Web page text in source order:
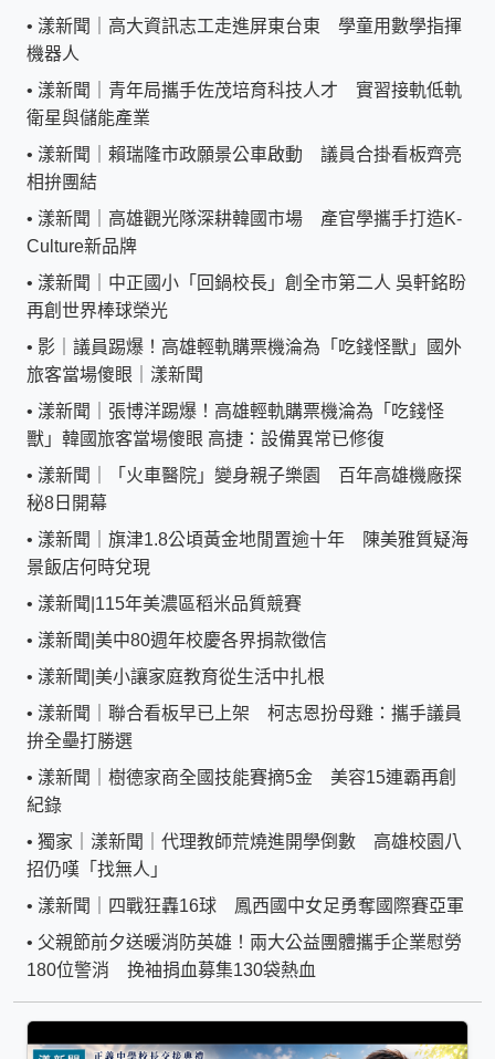
• 漾新聞｜高大資訊志工走進屏東台東 學童用數學指揮
機器人
• 漾新聞｜青年局攜手佐茂培育科技人才 實習接軌低軌
衛星與儲能產業
• 漾新聞｜賴瑞隆市政願景公車啟動 議員合掛看板齊亮
相拚團結
• 漾新聞｜高雄觀光隊深耕韓國市場 產官學攜手打造K-
Culture新品牌
• 漾新聞｜中正國小「回鍋校長」創全市第二人 吳軒銘盼
再創世界棒球榮光
• 影｜議員踢爆！高雄輕軌購票機淪為「吃錢怪獸」國外
旅客當場傻眼｜漾新聞
• 漾新聞｜張博洋踢爆！高雄輕軌購票機淪為「吃錢怪
獸」韓國旅客當場傻眼 高捷：設備異常已修復
• 漾新聞｜「火車醫院」變身親子樂園 百年高雄機廠探
秘8日開幕
• 漾新聞｜旗津1.8公頃黃金地閒置逾十年 陳美雅質疑海
景飯店何時兌現
• 漾新聞|115年美濃區稻米品質競賽
• 漾新聞|美中80週年校慶各界捐款徵信
• 漾新聞|美小讓家庭教育從生活中扎根
• 漾新聞｜聯合看板早已上架 柯志恩扮母雞：攜手議員
拚全壘打勝選
• 漾新聞｜樹德家商全國技能賽摘5金 美容15連霸再創
紀錄
• 獨家｜漾新聞｜代理教師荒燒進開學倒數 高雄校園八
招仍嘆「找無人」
• 漾新聞｜四戰狂轟16球 鳳西國中女足勇奪國際賽亞軍
• 父親節前夕送暖消防英雄！兩大公益團體攜手企業慰勞
180位警消 挽袖捐血募集130袋熱血